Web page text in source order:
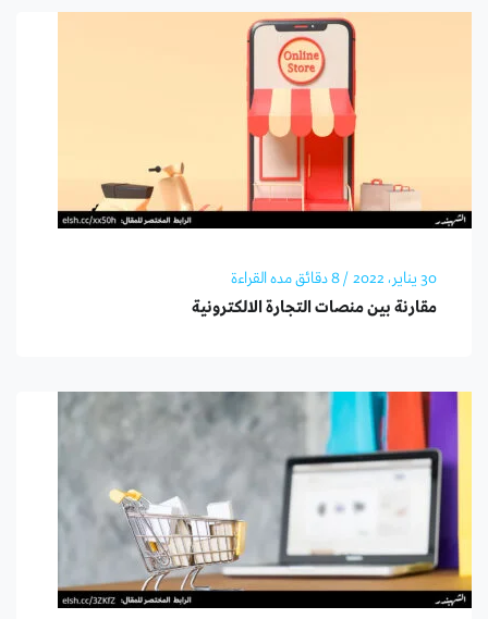
30 يناير، 2022 / 8 دقائق مده القراءة
مقارنة بين منصات التجارة الالكترونية